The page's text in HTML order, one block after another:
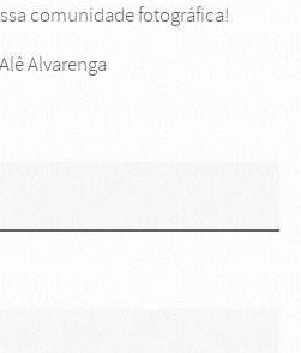
comunidade fotográfica!
Alvarenga